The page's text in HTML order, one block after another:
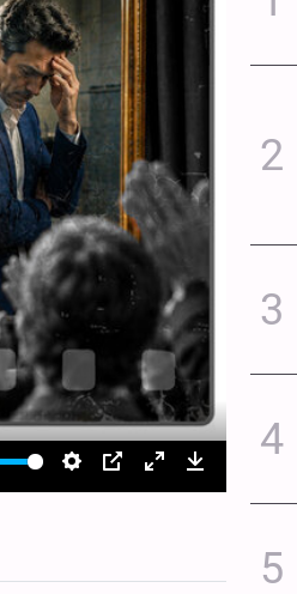
Settings
PIP EnterDownload